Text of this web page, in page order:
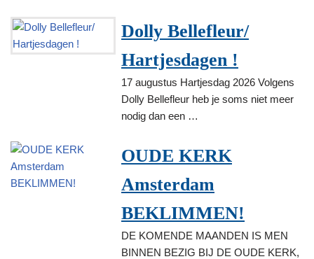
Dolly Bellefleur/
Hartjesdagen !
17 augustus Hartjesdag 2026 Volgens
Dolly Bellefleur heb je soms niet meer
nodig dan een …
OUDE KERK
Amsterdam
BEKLIMMEN!
DE KOMENDE MAANDEN IS MEN
BINNEN BEZIG BIJ DE OUDE KERK,